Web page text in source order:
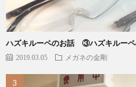
ハズキルーペのお話 ③ハズキルーペ
2019.03.05 メガネの金剛